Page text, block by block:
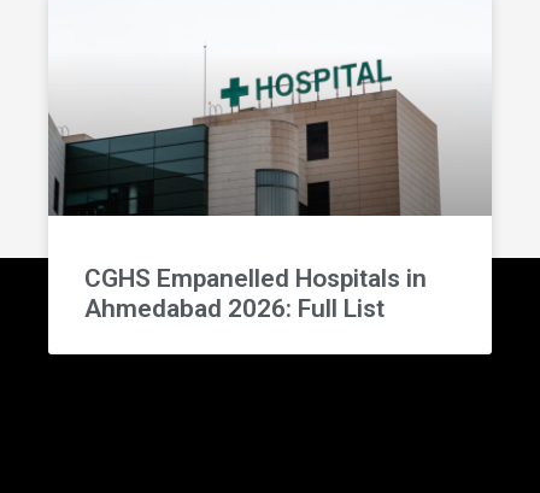
CGHS Empanelled Hospitals in
Ahmedabad 2026: Full List